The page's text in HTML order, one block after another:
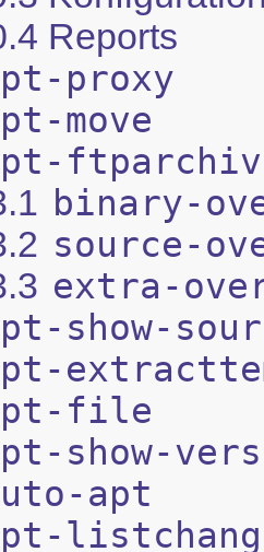
Reports
proxy
move
binary-
source-
extra-
show-
file
show-
apt